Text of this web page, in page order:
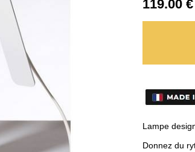
119.00€
Lampe
Donnez du